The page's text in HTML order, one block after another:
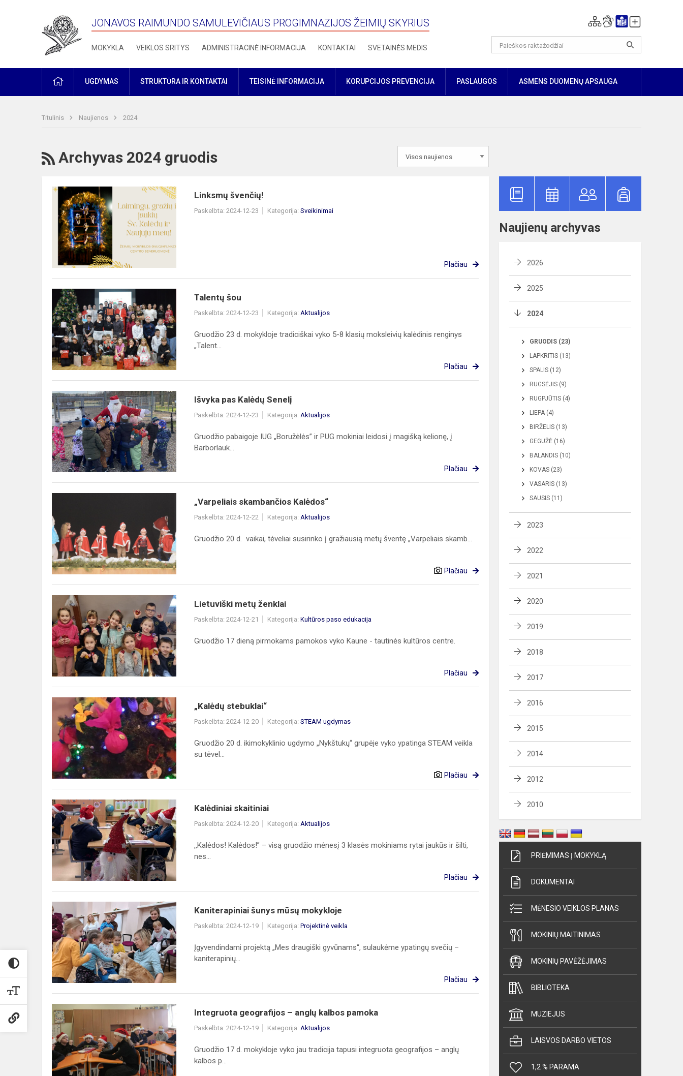
JONAVOS RAIMUNDO SAMULEVIČIAUS PROGIMNAZIJOS ŽEIMIŲ SKYRIUS
MOKYKLA VEIKLOS SRITYS ADMINISTRACINĖ INFORMACIJA KONTAKTAI SVETAINĖS MEDIS
PRADŽIAUGDYMAS STRUKTŪRA IR KONTAKTAI TEISINĖ INFORMACIJA KORUPCIJOS PREVENCIJA PASLAUGOS ASMENS DUOMENŲ APSAUGA
Titulinis Naujienos 2024
RSS
Archyvas 2024 gruodis
Linksmų
švenčių!
Linksmų švenčių!
Paskelbta: 2024-12-23 Kategorija: Sveikinimai
Plačiau
Talentų
šou
Talentų šou
Paskelbta: 2024-12-23 Kategorija: Aktualijos
Gruodžio 23 d. mokykloje tradiciškai vyko 5-8 klasių moksleivių kalėdinis renginys
„Talent...
Plačiau
Išvyka
pas
Kalėdų
Senelį
Išvyka pas Kalėdų Senelį
Paskelbta: 2024-12-23 Kategorija: Aktualijos
Gruodžio pabaigoje IUG „Boružėlės” ir PUG mokiniai leidosi į magišką kelionę, į
Barborlauk...
Plačiau
Kalėdos“
„Varpeliais skambančios Kalėdos“
Paskelbta: 2024-12-22 Kategorija: Aktualijos
Gruodžio 20 d. vaikai, tėveliai susirinko į gražiausią metų šventę „Varpeliais skamb...
Plačiau
Lietuviški
metų
ženklai
Lietuviški metų ženklai
Paskelbta: 2024-12-21 Kategorija: Kultūros paso edukacija
Gruodžio 17 dieną pirmokams pamokos vyko Kaune - tautinės kultūros centre.
Plačiau
„Kalėdų
stebuklai“
„Kalėdų stebuklai“
Paskelbta: 2024-12-20 Kategorija: STEAM ugdymas
Gruodžio 20 d. ikimokyklinio ugdymo „Nykštukų“ grupėje vyko ypatinga STEAM veikla
su tėvel...
Plačiau
Kalėdiniai
skaitiniai
Kalėdiniai skaitiniai
Paskelbta: 2024-12-20 Kategorija: Aktualijos
,,Kalėdos! Kalėdos!” – visą gruodžio mėnesį 3 klasės mokiniams rytai jaukūs ir šilti,
nes...
Plačiau
Kaniterapiniai
šunys
mūsų
mokykloje
Kaniterapiniai šunys mūsų mokykloje
Paskelbta: 2024-12-19 Kategorija: Projektinė veikla
Įgyvendindami projektą „Mes draugiški gyvūnams“, sulaukėme ypatingų svečių –
kaniterapinių...
Plačiau
Integruota
geografijos
–
anglų
kalbos
pamoka
Integruota geografijos – anglų kalbos pamoka
Paskelbta: 2024-12-19 Kategorija: Aktualijos
Gruodžio 17 d. mokykloje vyko jau tradicija tapusi integruota geografijos – anglų
kalbos p...
Naujienų archyvas
2026
2025
2024
GRUODIS (23)
LAPKRITIS (13)
SPALIS (12)
RUGSĖJIS (9)
RUGPJŪTIS (4)
LIEPA (4)
BIRŽELIS (13)
GEGUŽĖ (16)
BALANDIS (10)
KOVAS (23)
VASARIS (13)
SAUSIS (11)
2023
2022
2021
2020
2019
2018
2017
2016
2015
2014
2012
2010
PRIĖMIMAS Į MOKYKLĄ
DOKUMENTAI
MĖNESIO VEIKLOS PLANAS
MOKINIŲ MAITINIMAS
MOKINIŲ PAVĖŽĖJIMAS
BIBLIOTEKA
MUZIEJUS
LAISVOS DARBO VIETOS
1,2 % PARAMA